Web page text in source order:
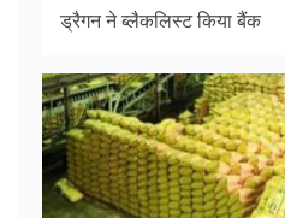
ड्रैगन ने ब्लैकलिस्ट किया बैंक